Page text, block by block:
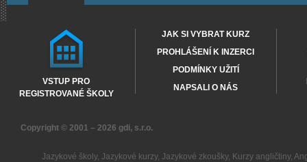
VSTUP PRO
REGISTROVANÉ ŠKOLY
JAK SI VYBRAT KURZ
PROHLÁŠENÍ K INZERCI
PODMÍNKY UŽITÍ
NAPSALI O NÁS
Copyright © 2001 – 2026 gdi, s.r.o.
Jazykové školy, Jazykové kurzy, Jazykové zkoušky, Kurzy angličtiny,